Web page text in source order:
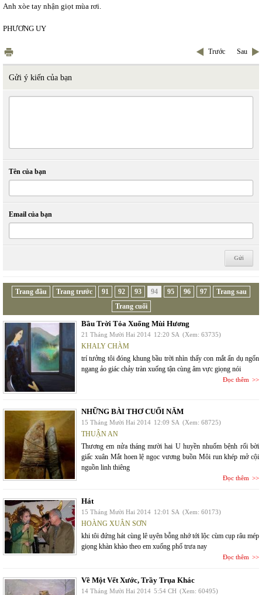
Anh xòe tay nhận giọt mùa rơi.
PHƯƠNG UY
Trước Sau
Gửi ý kiến của bạn
Tên của bạn
Email của bạn
Trang đầu Trang trước 91 92 93 94 95 96 97
Trang sau
Trang cuối
Bầu Trời Tỏa Xuống Mùi Hương
21 Tháng Mười Hai 2014 12:20 SA (Xem: 63735)
KHALY CHÀM
trí tưởng tôi đóng khung bầu trời nhìn thấy con mắt ẩn dụ ngổn
ngang ảo giác chảy tràn xuống tận cùng âm vực giọng nói
Đọc thêm
NHỮNG BÀI THƠ CUỐI NĂM
15 Tháng Mười Hai 2014 12:09 SA (Xem: 68725)
THUẬN AN
Thương em nửa tháng mười hai U huyền nhuốm bệnh rối bời
giấc xuân Mắt hoen lệ ngọc vương buồn Môi run khép mở cội
nguồn linh thiêng
Đọc thêm
Hát
15 Tháng Mười Hai 2014 12:01 SA (Xem: 60173)
HOÀNG XUÂN SƠN
khi tôi đứng hát cùng lê uyên bỗng nhớ tới lộc cùm cụp râu mép
giọng khàn khào theo em xuống phố trưa nay
Đọc thêm
Về Một Vết Xước, Trầy Trụa Khác
14 Tháng Mười Hai 2014 5:54 CH (Xem: 60495)